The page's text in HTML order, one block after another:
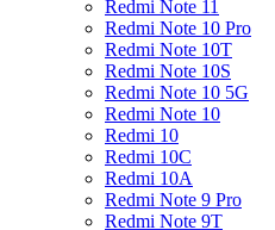
Redmi Note 11
Redmi Note 10 Pro
Redmi Note 10T
Redmi Note 10S
Redmi Note 10 5G
Redmi Note 10
Redmi 10
Redmi 10C
Redmi 10A
Redmi Note 9 Pro
Redmi Note 9T